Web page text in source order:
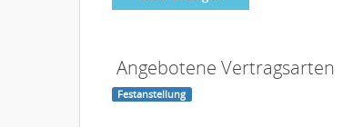
Angebotene Vertragsarten
Festanstellung